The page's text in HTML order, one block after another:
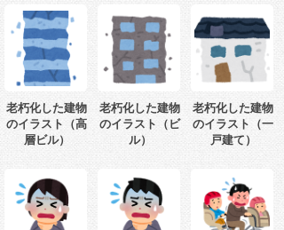
老朽化した建物
のイラスト（高
層ビル）
老朽化した建物
のイラスト（ビ
ル）
老朽化した建物
のイラスト（一
戸建て）